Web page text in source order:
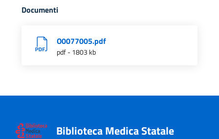
Documenti
O0077005.pdf
pdf - 1803 kb
Biblioteca Medica Statale